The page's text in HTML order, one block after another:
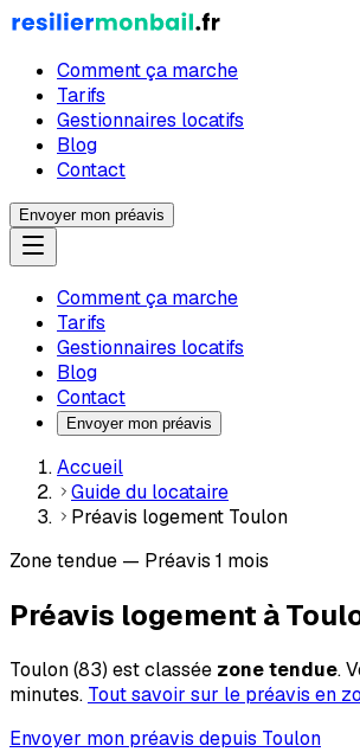
Comment ça marche
Tarifs
Gestionnaires locatifs
Blog
Contact
Envoyer mon préavis
Comment ça marche
Tarifs
Gestionnaires locatifs
Blog
Contact
Envoyer mon préavis
Accueil
Guide du locataire
Préavis logement Toulon
Zone tendue — Préavis 1 mois
Préavis logement à
Toulon(83) est classée zone tendue.
minutes. Tout savoir sur le préavis en
Envoyer mon préavis depuis Toulon